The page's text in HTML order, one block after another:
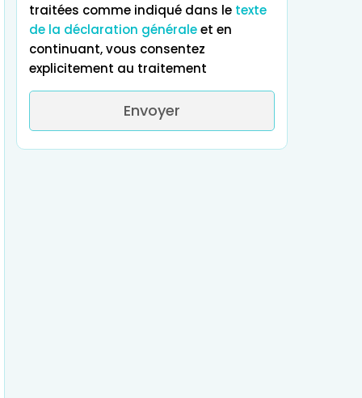
traitées comme indiqué dans le texte
de la déclaration généraleet en
continuant, vous consentez
explicitement au traitement
Envoyer